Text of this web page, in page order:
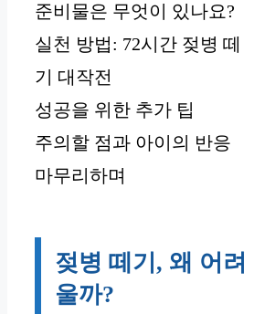
준비물은 무엇이 있나요?
실천 방법: 72시간 젖병 떼
기 대작전
성공을 위한 추가 팁
주의할 점과 아이의 반응
마무리하며
젖병 떼기, 왜 어려
울까?